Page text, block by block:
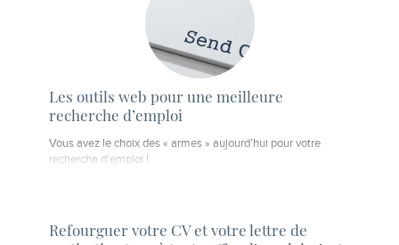
Les outils web pour une meilleure
recherche d’emploi
Vous avez le choix des « armes » aujourd’hui pour votre
recherche d’emploi !
Refourguer votre CV et votre lettre de